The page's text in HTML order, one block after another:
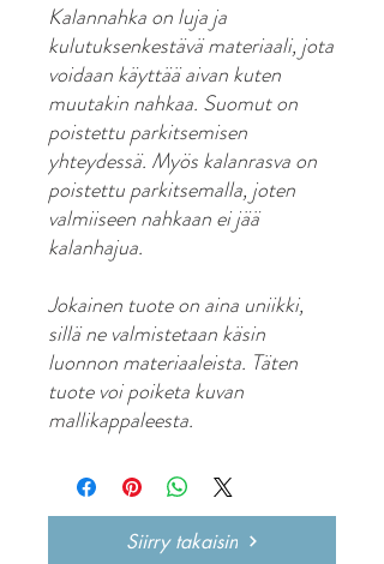
Kalannahka on luja ja
kulutuksenkestävä materiaali, jota
voidaan käyttää aivan kuten
muutakin nahkaa. Suomut on
poistettu parkitsemisen
yhteydessä. Myös kalanrasva on
poistettu parkitsemalla, joten
valmiiseen nahkaan ei jää
kalanhajua.
Jokainen tuote on aina uniikki,
sillä ne valmistetaan käsin
luonnon materiaaleista. Täten
tuote voi poiketa kuvan
mallikappaleesta.
Siirry takaisin